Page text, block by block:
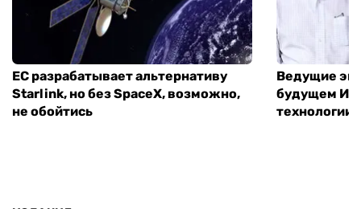
ЕС разрабатывает альтернативу
Starlink, но без SpaceX, возможно,
не обойтись
Ведущие
будущем
технологии